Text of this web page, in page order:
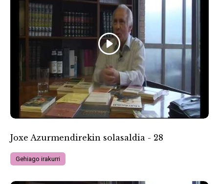
Joxe Azurmendirekin solasaldia - 28
Gehiago irakurri